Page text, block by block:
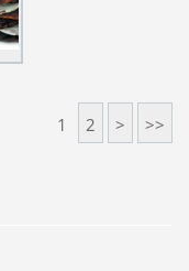
1 2 > >>